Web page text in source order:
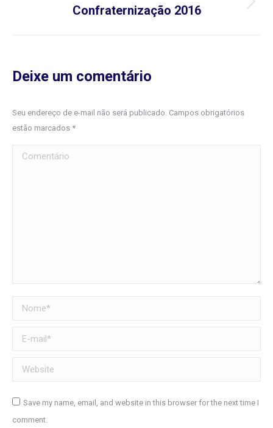
Próximo
Confraternização 2016
Deixe um comentário
Seu endereço de e-mail não será publicado. Campos obrigatórios
estão marcados *
Comentário
Nome *
E-mail *
Website
Save my name, email, and website in this browser for the next time I
comment.